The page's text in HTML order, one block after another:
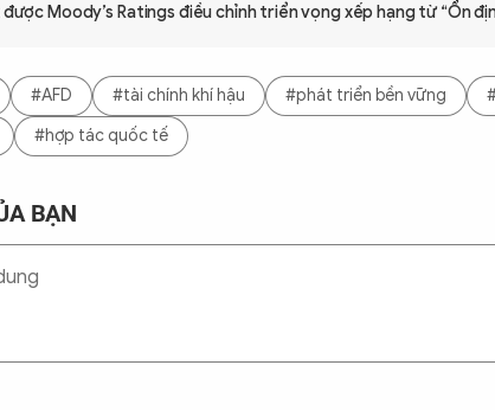
Moody’s Ratings điều chỉnh triển vọng xếp hạng từ “Ổn
#AFD #tài chính khí hậu #phát triển bền vững
#hợp tác quốc tế
BẠN